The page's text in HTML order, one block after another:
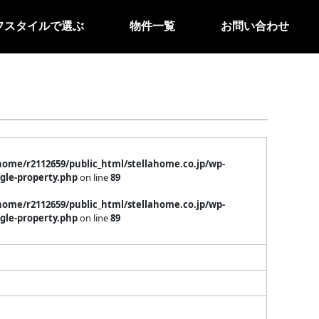
スタイルで選ぶ 物件一覧 お問い合わせ
r2112659/public_html/stellahome.co.jp/wp-
property.phpon line89
r2112659/public_html/stellahome.co.jp/wp-
property.phpon line89